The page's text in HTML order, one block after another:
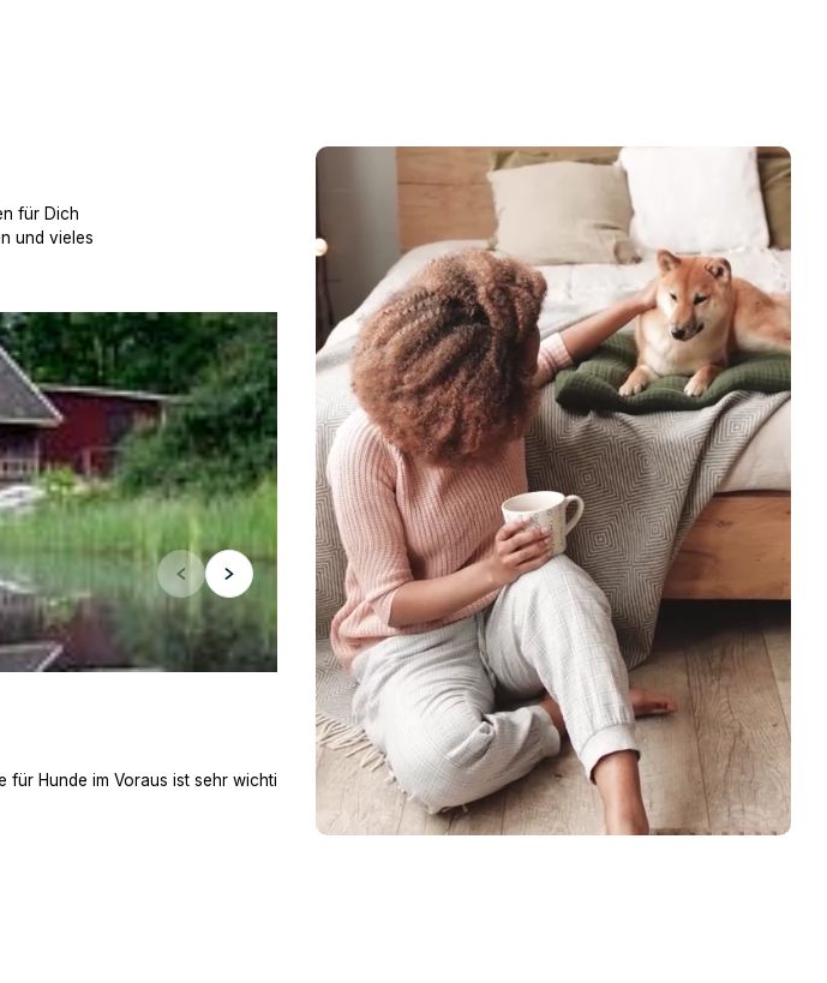
für Dich
und vieles
Hunde im Voraus ist sehr wichtig. Denn das Land in das Du reist hat für die sichere Einreise des Hau...